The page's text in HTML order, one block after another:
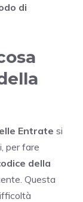
di
Entrate si
per fare
della
Questa